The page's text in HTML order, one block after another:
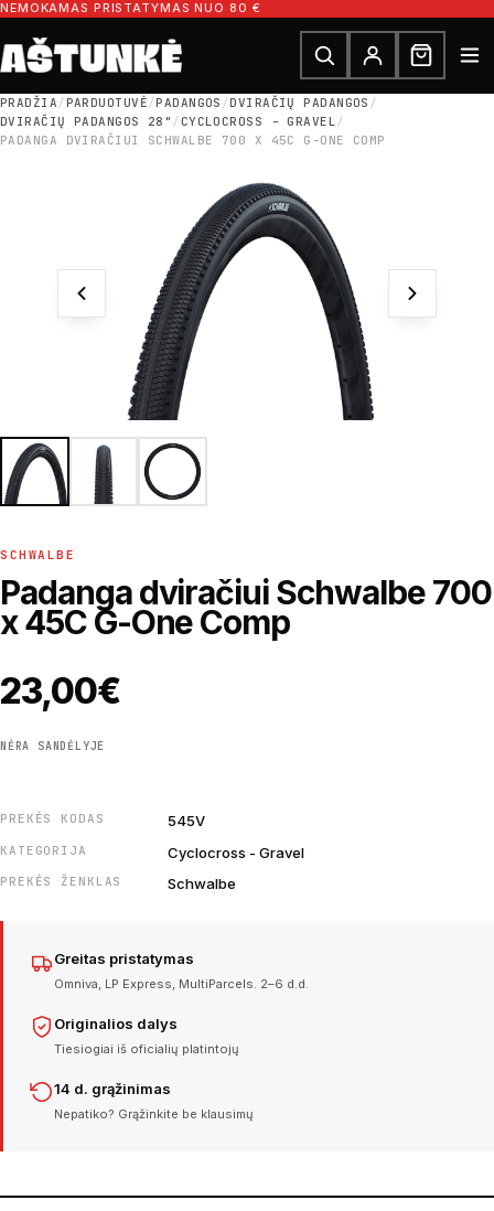
Pereiti prie turinio
NEMOKAMAS PRISTATYMAS NUO 80 €
Ieškoti dalių
Ieškoti
PRADŽIA/PARDUOTUVĖ/PADANGOS /DVIRAČIŲ PADANGOS /
DVIRAČIŲ PADANGOS 28" /CYCLOCROSS - GRAVEL/
PADANGA DVIRAČIUI SCHWALBE 700 X 45C G-ONE COMP
SCHWALBE
Padanga dviračiui Schwalbe 700
x 45C G-One Comp
23,00€
NĖRA SANDĖLYJE
PREKĖS KODAS 545V
KATEGORIJA Cyclocross - Gravel
PREKĖS ŽENKLAS Schwalbe
Greitas pristatymas
Omniva, LP Express, MultiParcels. 2–6 d.d.
Originalios dalys
Tiesiogiai iš oficialių platintojų
14 d. grąžinimas
Nepatiko? Grąžinkite be klausimų